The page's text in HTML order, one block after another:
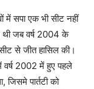
में सपा एक भी सीट नहीं
थी जब वर्ष 2004 के
सीट से जीत हासिल की।
वर्ष 2002 में हुए पहले
जिसमे पार्तटी को